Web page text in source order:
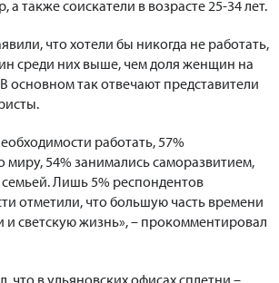
а также соискатели в возрасте 25-34 лет.
что хотели бы никогда не работать,
среди них выше, чем доля женщин на
основном так отвечают представители
работать, 57%
миру, 54% занимались саморазвитием,
семьей. Лишь 5% респондентов
отметили, что большую часть времени
и светскую жизнь», – прокомментировал